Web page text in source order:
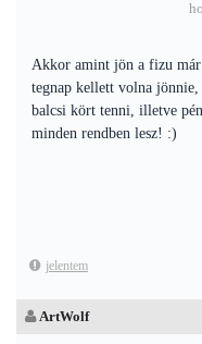
Akkor amint jön a fizu már
tegnap kellett volna jönnie,
balcsi kört tenni, illetve
minden rendben lesz! :)
jelentem
ArtWolf